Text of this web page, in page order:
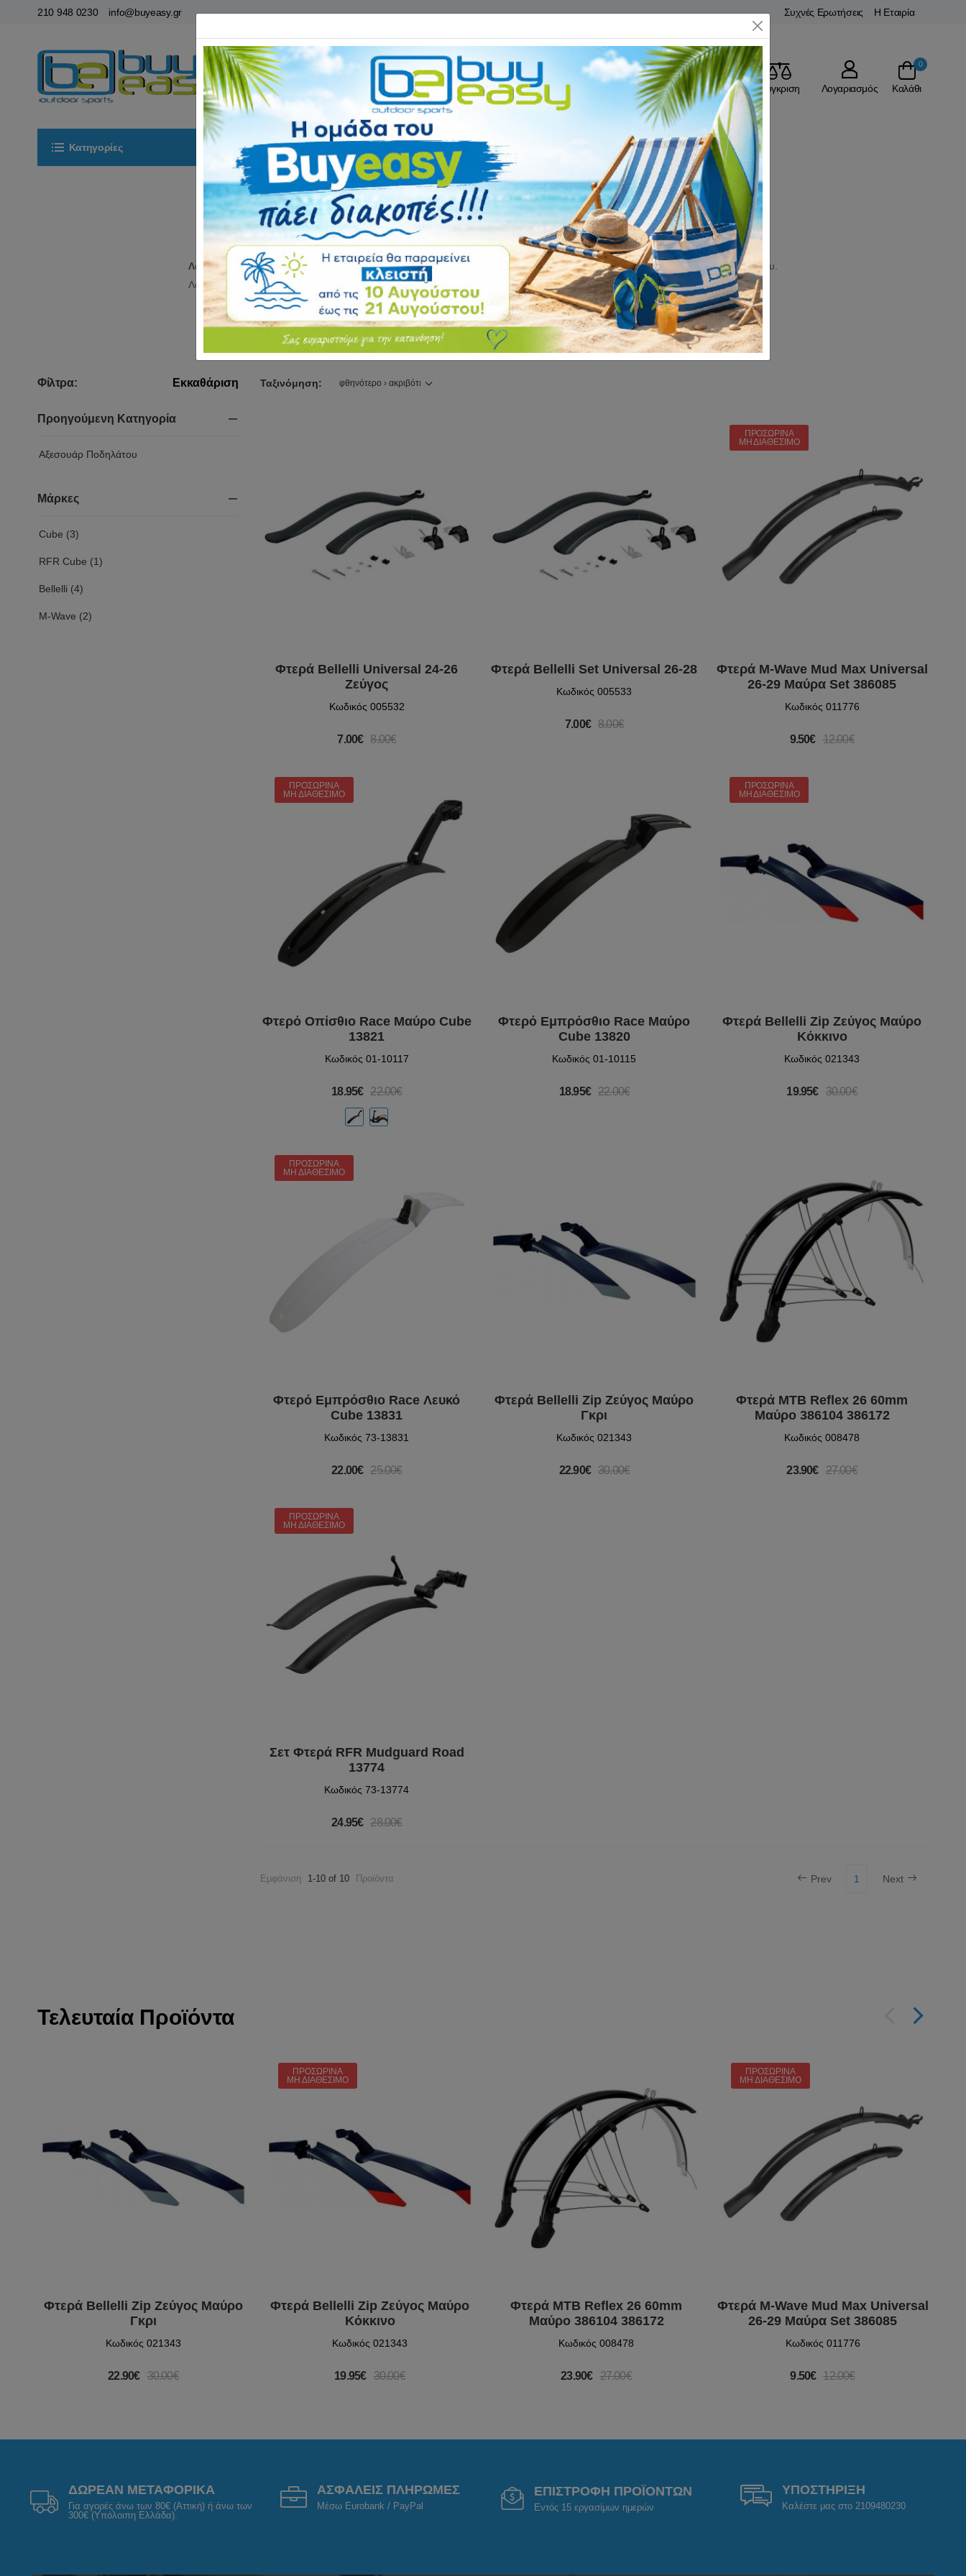
210 948 0230 info@buyeasy.gr Συχνές Ερωτήσεις Η Εταιρία
Αγαπημένα Σύγκριση Λογαριασμός
0
Καλάθι
Κατηγορίες Αρχική ΕΙΔΗ CAMPING Επικοινωνία
Αρχική ΠΟΔΗΛΑΤΑ - ΑΞΕΣΟΥΑΡ Αξεσουάρ Ποδηλάτου
Λασπωτήρες - Φτερά Ποδηλάτου
Λασπωτήρες και φτερά ποδηλάτουσε μεγάλη ποικιλία για ποδήλατα βουνού, για ποδήλατα δρόμου και κάθε τύπο ποδηλάτου.
Λασπωτήρες και φτερά ποδηλάτου, πλαστικά ή μεταλλικά, βιδωτά ή αποσπώμενα εδώ, στοwww.buyeasy.gr.
Φίλτρα: Εκκαθάριση
Προηγούμενη Κατηγορία
Αξεσουάρ Ποδηλάτου
Μάρκες
Cube (3)
RFR Cube (1)
Bellelli (4)
M-Wave (2)
Ταξινόμηση:
Φτερά Bellelli Universal 24-26
Ζεύγος
Κωδικός 005532
7.00€ 8.00€
Φτερά Bellelli Set Universal 26-28
Κωδικός 005533
7.00€ 8.00€
ΠΡΟΣΩΡΙΝΆ
ΜΗ ΔΙΑΘΈΣΙΜΟ
Φτερά M-Wave Mud Max Universal
26-29 Μαύρα Set 386085
Κωδικός 011776
9.50€ 12.00€
ΠΡΟΣΩΡΙΝΆ
ΜΗ ΔΙΑΘΈΣΙΜΟ
Φτερό Οπίσθιο Race Μαύρο Cube
13821
Κωδικός 01-10117
18.95€ 22.00€
Φτερό Εμπρόσθιο Race Μαύρο
Cube 13820
Κωδικός 01-10115
18.95€ 22.00€
ΠΡΟΣΩΡΙΝΆ
ΜΗ ΔΙΑΘΈΣΙΜΟ
Φτερά Bellelli Zip Ζεύγος Μαύρο
Κόκκινο
Κωδικός 021343
19.95€ 30.00€
ΠΡΟΣΩΡΙΝΆ
ΜΗ ΔΙΑΘΈΣΙΜΟ
Φτερό Εμπρόσθιο Race Λευκό
Cube 13831
Κωδικός 73-13831
22.00€ 25.00€
Φτερά Bellelli Zip Ζεύγος Μαύρο
Γκρι
Κωδικός 021343
22.90€ 30.00€
Φτερά MTB Reflex 26 60mm
Μαύρο 386104 386172
Κωδικός 008478
23.90€ 27.00€
ΠΡΟΣΩΡΙΝΆ
ΜΗ ΔΙΑΘΈΣΙΜΟ
Σετ Φτερά RFR Mudguard Road
13774
Κωδικός 73-13774
24.95€ 28.00€
Εμφάνιση 1-10 of 10 Προϊόντα Prev 1 Next
Τελευταία Προϊόντα
Φτερά Bellelli Zip Ζεύγος Μαύρο
Γκρι
Κωδικός 021343
22.90€ 30.00€
ΠΡΟΣΩΡΙΝΆ
ΜΗ ΔΙΑΘΈΣΙΜΟ
Φτερά Bellelli Zip Ζεύγος Μαύρο
Κόκκινο
Κωδικός 021343
19.95€ 30.00€
Φτερά MTB Reflex 26 60mm
Μαύρο 386104 386172
Κωδικός 008478
23.90€ 27.00€
ΠΡΟΣΩΡΙΝΆ
ΜΗ ΔΙΑΘΈΣΙΜΟ
Φτερά M-Wave Mud Max Universal
26-29 Μαύρα Set 386085
Κωδικός 011776
9.50€ 12.00€
ΔΩΡΕΑΝ ΜΕΤΑΦΟΡΙΚΑ
Για αγορές άνω των 80€ (Αττική) ή άνω των
300€ (Υπόλοιπη Ελλάδα).
ΑΣΦΑΛΕΙΣ ΠΛΗΡΩΜΕΣ
Μέσω Eurobank / PayPal
ΕΠΙΣΤΡΟΦΗ ΠΡΟΪΟΝΤΩΝ
Εντός 15 εργασίμων ημερών
ΥΠΟΣΤΗΡΙΞΗ
Καλέστε μας στο 2109480230
Close